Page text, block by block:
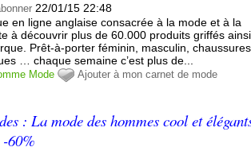
22/01/15 22:48
en ligne anglaise consacrée à la mode et à la
à découvrir plus de 60.000 produits griffés
Prêt-à-porter féminin, masculin,
… chaque semaine c’est plus de...
Mode Ajouter à mon carnet de mode
: La mode des hommes cool et
-60%